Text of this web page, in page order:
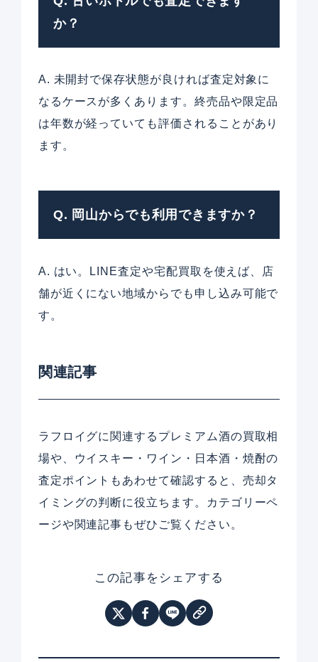
か？
A. 未開封で保存状態が良ければ査定対象に
なるケースが多くあります。終売品や限定品
は年数が経っていても評価されることがあり
ます。
Q. 岡山からでも利用できますか？
A. はい。LINE査定や宅配買取を使えば、店
舗が近くにない地域からでも申し込み可能で
す。
関連記事
ラフロイグに関連するプレミアム酒の買取相
場や、ウイスキー・ワイン・日本酒・焼酎の
査定ポイントもあわせて確認すると、売却タ
イミングの判断に役立ちます。カテゴリーペ
ージや関連記事もぜひご覧ください。
この記事をシェアする